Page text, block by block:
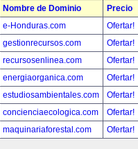
Nombre de Dominio
Precio
e-Honduras.com
Ofertar!
gestionrecursos.com
Ofertar!
recursosenlinea.com
Ofertar!
energiaorganica.com
Ofertar!
estudiosambientales.com
Ofertar!
concienciaecologica.com
Ofertar!
maquinariaforestal.com
Ofertar!